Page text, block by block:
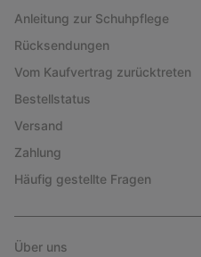
Anleitung zur Schuhpflege
Rücksendungen
Vom Kaufvertrag zurücktreten
Bestellstatus
Versand
Zahlung
Häufig gestellte Fragen
Über uns